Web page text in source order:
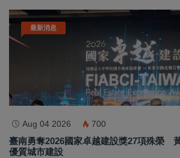
最新消息
Aug 04 2026 700
臺南勇奪2026國家卓越建設獎27項殊榮
優質城市建設